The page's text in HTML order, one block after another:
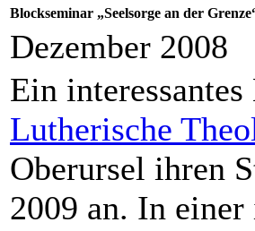
Blockseminar „Seelsorge an der
Dezember 2008
Ein
Lutherische
Oberursel ihren
2009 an. In